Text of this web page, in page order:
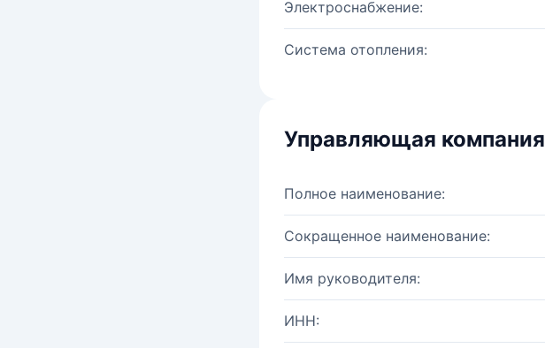
Электроснабжение:
Система отопления:
Управляющая компания
Полное наименование:
Сокращенное наименование:
Имя руководителя:
ИНН: